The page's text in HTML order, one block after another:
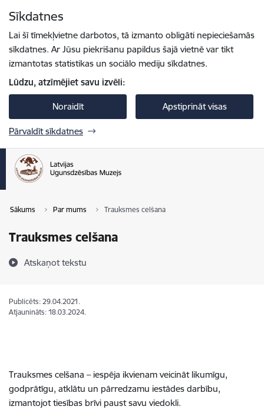
Sīkdatnes
Lai šī tīmekļvietne darbotos, tā izmanto obligāti nepieciešamās
sīkdatnes. Ar Jūsu piekrišanu papildus šajā vietnē var tikt
izmantotas statistikas un sociālo mediju sīkdatnes.
Lūdzu, atzīmējiet savu izvēli:
Noraidīt Apstiprināt visas
Pārvaldīt sīkdatnes
Sākums Par mums Trauksmes celšana
Trauksmes celšana
Atskaņot tekstu
Publicēts: 29.04.2021.
Atjaunināts: 18.03.2024.
Trauksmes celšana – iespēja ikvienam veicināt likumīgu,
godprātīgu, atklātu un pārredzamu iestādes darbību,
izmantojot tiesības brīvi paust savu viedokli.